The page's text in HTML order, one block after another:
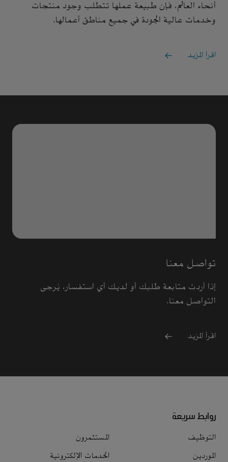
أنحاء العالم، فإن طبيعة عملها تتطلب وجود منتجات
وخدمات عالية الجودة في جميع مناطق أعمالها.
اقرأ المزيد
تواصل معنا
إذا أردت متابعة طلبك أو لديك أي استفسار، يُرجى
التواصل معنا.
اقرأ المزيد
روابط سريعة
التوظيف
المستثمرون
الموردين
الخدمات الإلكترونية